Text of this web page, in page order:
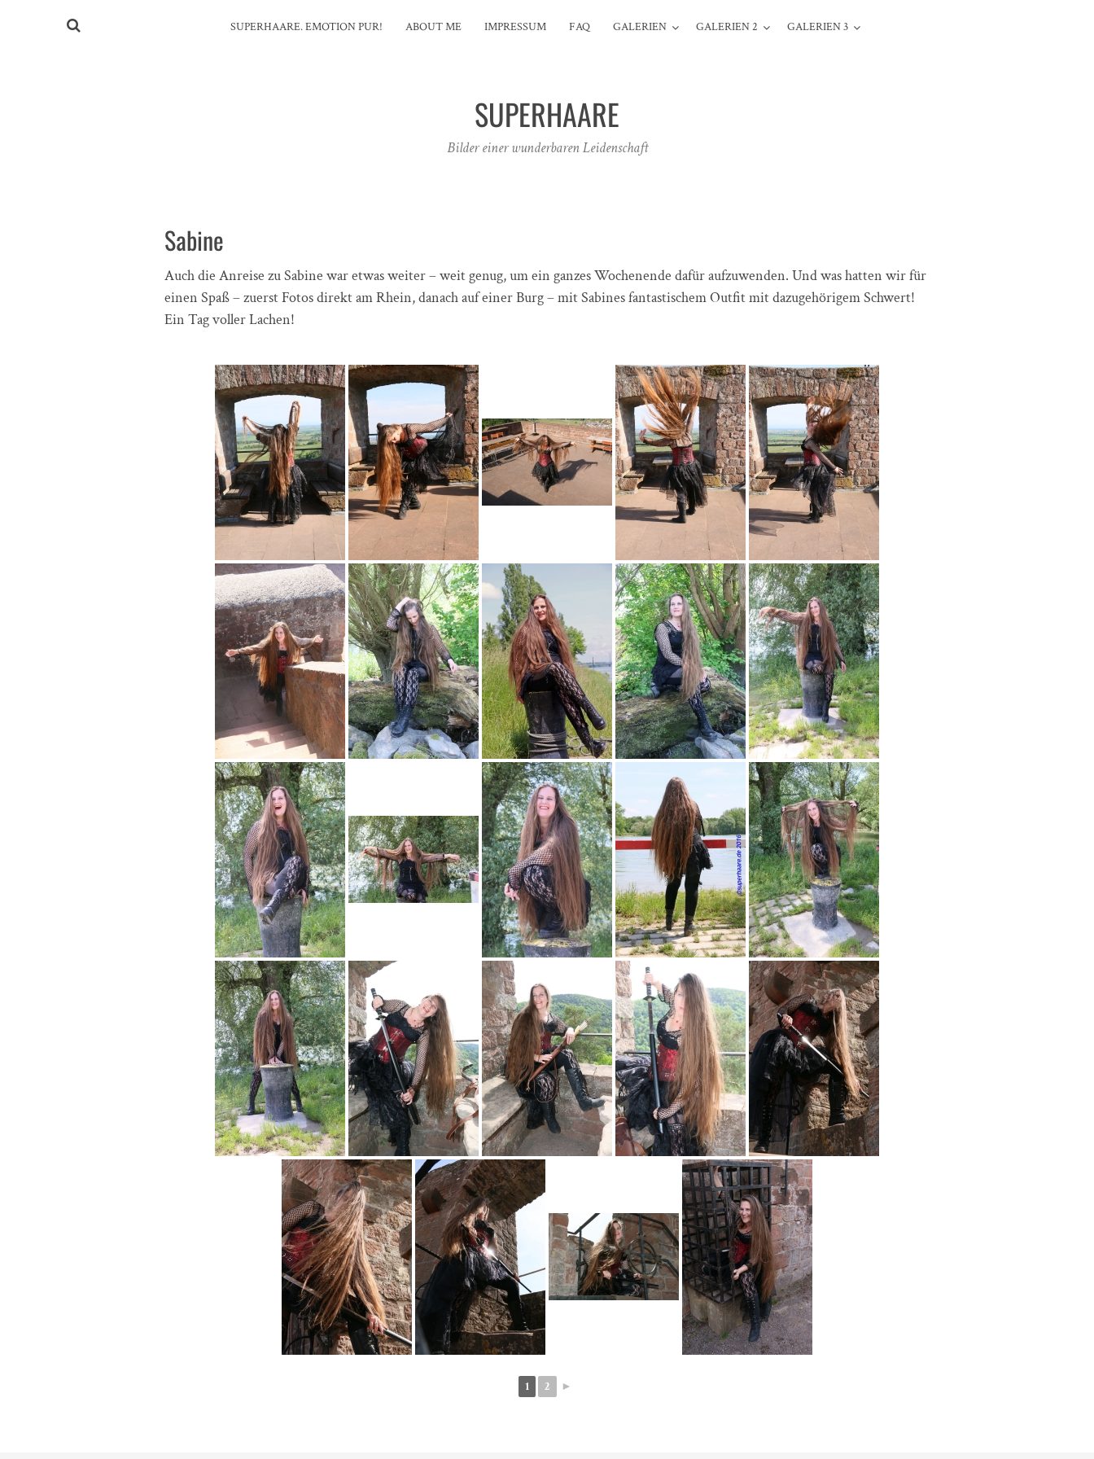
SUPERHAARE. EMOTION PUR! ABOUT ME IMPRESSUM FAQ GALERIEN GALERIEN 2 GALERIEN 3
SUPERHAARE
Bilder einer wunderbaren Leidenschaft
Sabine
Auch die Anreise zu Sabine war etwas weiter – weit genug, um ein ganzes Wochenende dafür aufzuwenden. Und was hatten wir für
einen Spaß – zuerst Fotos direkt am Rhein, danach auf einer Burg – mit Sabines fantastischem Outfit mit dazugehörigem Schwert!
Ein Tag voller Lachen!
1 2 ►